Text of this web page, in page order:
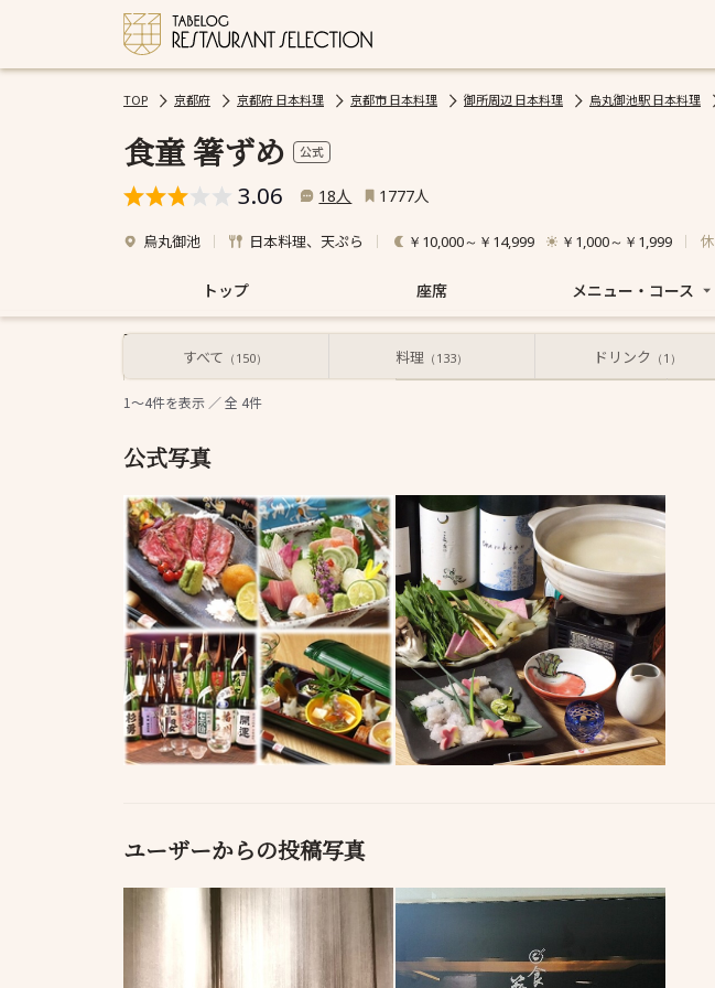
TOP 京都府 京都府 日本料理 京都市 日本料理 御所周辺 日本料理 烏丸御池駅 日本料理
食童 箸ずめ 公式
3.06 18人 1777人
烏丸御池 日本料理、天ぷら ￥10,000～￥14,999 ￥1,000～￥1,999 休
トップ 座席 メニュー・コース
すべて （150） 料理 （133） ドリンク （1）
すべて
1～4件を表示 ／ 全 4件
公式写真
ユーザーからの投稿写真